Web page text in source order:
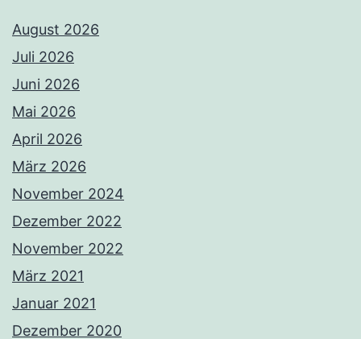
August 2026
Juli 2026
Juni 2026
Mai 2026
April 2026
März 2026
November 2024
Dezember 2022
November 2022
März 2021
Januar 2021
Dezember 2020